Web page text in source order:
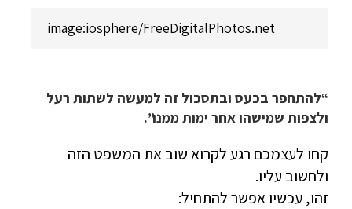
image:iosphere/FreeDigitalPhotos.net
“להתחפר בכעס ובתסכול זה למעשה לשתות רעל
ולצפות שמישהו אחר ימות ממנו”.
קחו לעצמכם רגע לקרוא שוב את המשפט הזה
ולחשוב עליו.
זהו, עכשיו אפשר להתחיל: